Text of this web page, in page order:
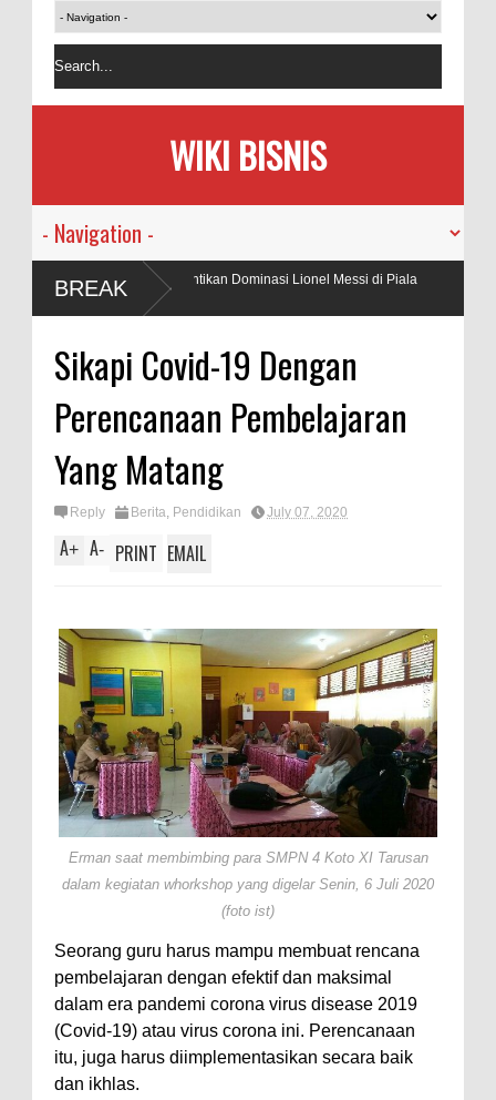
WIKI BISNIS
BREAK
Dominasi Lionel Messi di Piala
Senyum Anak Yatim dan
Sikapi Covid-19 Dengan
Perencanaan Pembelajaran
Yang Matang
Reply Berita, Pendidikan July 07, 2020
A+ A- PRINT EMAIL
Erman saat membimbing para SMPN 4 Koto XI Tarusan
dalam kegiatan whorkshop yang digelar Senin, 6 Juli 2020
(foto ist)
Seorang guru harus mampu membuat rencana
pembelajaran dengan efektif dan maksimal
dalam era pandemi corona virus disease 2019
(Covid-19) atau virus corona ini. Perencanaan
itu, juga harus diimplementasikan secara baik
dan ikhlas.